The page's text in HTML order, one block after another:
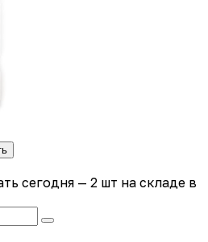
сегодня — 2 шт на складе в